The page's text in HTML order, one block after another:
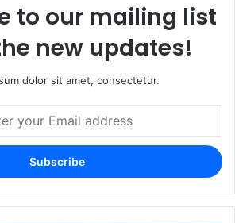
to our mailing list
new updates!
dolor sit amet, consectetur.